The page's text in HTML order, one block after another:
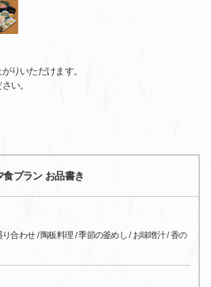
りいただけます。
い。
食プラン お品書き
合わせ / 陶板料理 / 季節の釜めし / お味噌汁 / 香の